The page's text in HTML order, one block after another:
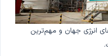
انرژی جهان و مهم‌ترین